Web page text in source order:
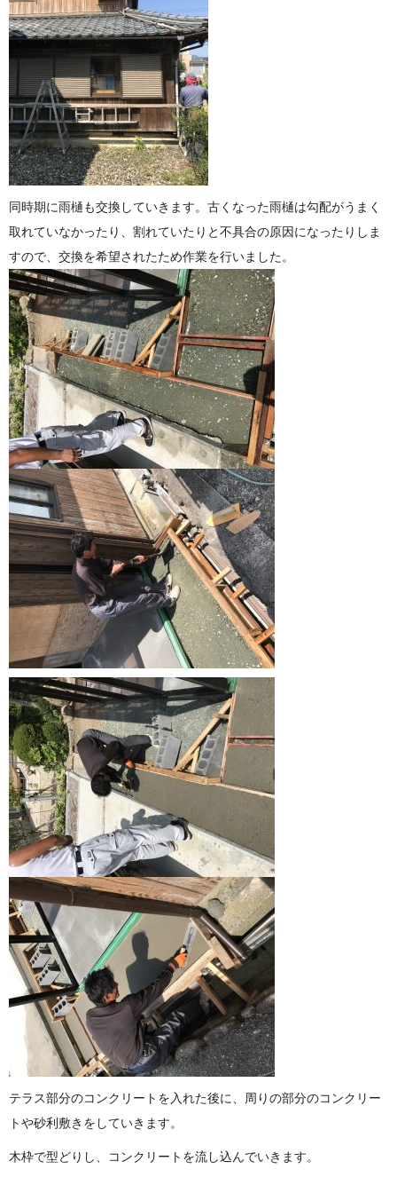
同時期に雨樋も交換していきます。古くなった雨樋は勾配がうまく
取れていなかったり、割れていたりと不具合の原因になったりしま
すので、交換を希望されたため作業を行いました。
テラス部分のコンクリートを入れた後に、周りの部分のコンクリー
トや砂利敷きをしていきます。
木枠で型どりし、コンクリートを流し込んでいきます。